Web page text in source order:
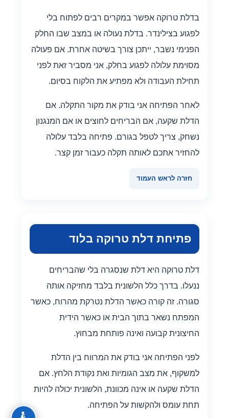
בדלת טרוקה אפשר במקרים רבים לפתוח בלי
לפגוע בצילינדר. בדלת נעולה או במצב שבו החלק
הפנימי נשבר, ייתכן צורך בשיטה אחרת. אם פעולה
מסוימת עלולה לפגוע בחלק, אני מסביר זאת לפני
תחילת העבודה ולא מפתיע את הלקוח בסיום.
לאחר הפתיחה אני בודק את מקור התקלה. אם
הדלת שקעה, אם הבריחים לחוצים או אם המנגנון
נשחק, צריך לטפל בגורם. פתיחה בלבד עלולה
להחזיר אתכם לאותה תקלה כעבור זמן קצר.
חזרה לראש העמוד
פתיחת דלת טרוקה בלוד
דלת טרוקה היא דלת שנסגרה בלי שהבריחים
ננעלו. בדרך כלל הלשונית בלבד מחזיקה אותה
סגורה. זה קורה כאשר הדלת נטרקת מהרוח, כאשר
המפתח נשאר בתוך הבית או כאשר הידית
החיצונית קבועה ואינה פותחת מבחוץ.
לפני הפתיחה אני בודק את המרווח בין הדלת
למשקוף, את מצב הגומיות ואת נקודת הלחץ. אם
הדלת שקעה או אינה מכוונת, הלשונית יכולה להיות
תחת עומס ולהקשות על הפתיחה.